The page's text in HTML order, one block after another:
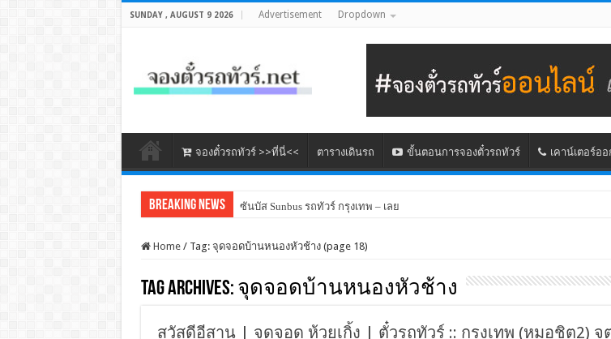
SUNDAY , AUGUST 9 2026 Advertisement Dropdown
จองตั๋วรถทัวร์ >>ที่นี่<< ตารางเดินรถ ขั้นตอนการจองตั๋วรถทัวร์ เคาน์เตอร์อ
Breaking News ซันบัส Sunbus รถทัวร์ กรุงเทพ – เลย
Home / Tag: จุดจอดบ้านหนองหัวช้าง(page 18)
Tag Archives: จุดจอดบ้านหนองหัวช้าง
สวัสดีอีสาน | จุดจอด ห้วยเกิ้ง | ตั๋วรถทัวร์ :: กรุงเทพ (หมอชิต2) จ